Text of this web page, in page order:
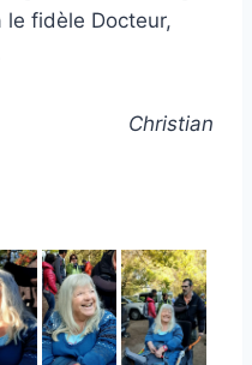
fidèle Docteur,
Christian